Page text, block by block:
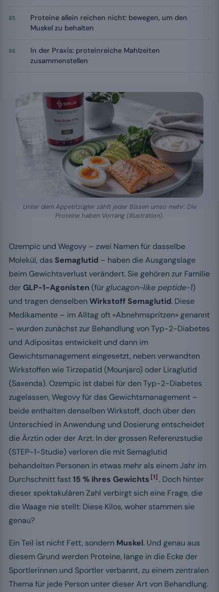
05
Proteine allein reichen nicht: bewegen, um den
Muskel zu behalten
06
In der Praxis: proteinreiche Mahlzeiten
zusammenstellen
Unter dem Appetitzügler zählt jeder Bissen umso mehr: Die
Proteine haben Vorrang (Illustration).
Ozempic und Wegovy – zwei Namen für dasselbe
Molekül, das Semaglutid – haben die Ausgangslage
beim Gewichtsverlust verändert. Sie gehören zur Familie
derGLP-1-Agonisten (fürglucagon-like peptide-1)
und tragen denselbenWirkstoff Semaglutid. Diese
Medikamente – im Alltag oft «Abnehmspritzen» genannt
– wurden zunächst zur Behandlung von Typ-2-Diabetes
und Adipositas entwickelt und dann im
Gewichtsmanagement eingesetzt, neben verwandten
Wirkstoffen wie Tirzepatid (Mounjaro) oder Liraglutid
(Saxenda). Ozempic ist dabei für den Typ-2-Diabetes
zugelassen, Wegovy für das Gewichtsmanagement –
beide enthalten denselben Wirkstoff, doch über den
Unterschied in Anwendung und Dosierung entscheidet
die Ärztin oder der Arzt. In der grossen Referenzstudie
(STEP-1-Studie) verloren die mit Semaglutid
behandelten Personen in etwas mehr als einem Jahr im
Durchschnitt fast15 % ihres Gewichts [1]. Doch hinter
dieser spektakulären Zahl verbirgt sich eine Frage, die
die Waage nie stellt: Diese Kilos, woher stammen sie
genau?
Ein Teil ist nicht Fett, sondern Muskel. Und genau aus
diesem Grund werden Proteine, lange in die Ecke der
Sportlerinnen und Sportler verbannt, zu einem zentralen
Thema für jede Person unter dieser Art von Behandlung.